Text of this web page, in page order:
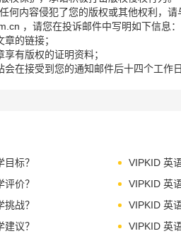
何内容侵犯了您的版权或其他权利，请
，请您在投诉邮件中写明如下信息：
的链接；
享有版权的证明资料；
会在接受到您的通知邮件后十四个工作
标？
VIPKID 英
价？
VIPKID 英
战？
VIPKID 英
议？
VIPKID 英